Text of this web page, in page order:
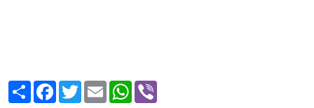
ShareFacebook
TwitterEmailWhatsApp